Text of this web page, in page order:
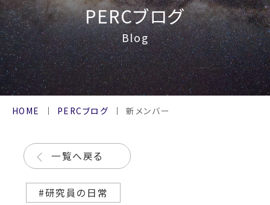
PERCブログ
Blog
HOME PERCブログ 新メンバー
一覧へ戻る
#研究員の日常